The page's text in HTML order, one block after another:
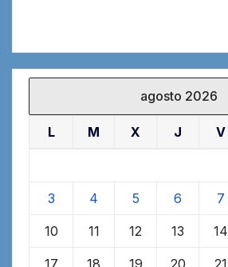
agosto 2026
L M X J V
3 4 5 6 7
10 11 12 13 14
17 18 19 20 21